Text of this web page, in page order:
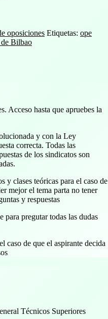
oposiciones Etiquetas: ope
Bilbao
Acceso hasta que apruebes la
y con la Ley
correcta. Todas las
de los sindicatos son
y clases teóricas para el caso de
mejor el tema parta no tener
y respuestas
para pregutar todas las dudas
caso de que el aspirante decida
Técnicos Superiores